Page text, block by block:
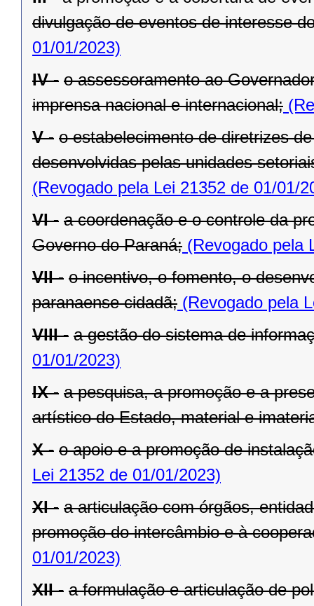
divulgação de eventos de interesse
01/01/2023)
IV - o assessoramento ao
imprensa nacional e internacional;
V - o estabelecimento de diretrizes
desenvolvidas pelas unidades
(Revogado pela Lei 21352 de 01/01/
VI - a coordenação e o controle da
Governo do Paraná; (Revogado pela
VII - o incentivo, o fomento, o
paranaense cidadã; (Revogado pela
VIII - a gestão do sistema de
01/01/2023)
IX - a pesquisa, a promoção e a
artístico do Estado, material e
X - o apoio e a promoção de
Lei 21352 de 01/01/2023)
XI - a articulação com órgãos,
promoção do intercâmbio e à
01/01/2023)
XII - a formulação e articulação de